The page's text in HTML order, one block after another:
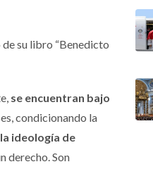
su libro “Benedicto
se encuentran bajo
condicionando la
ideología de
derecho. Son